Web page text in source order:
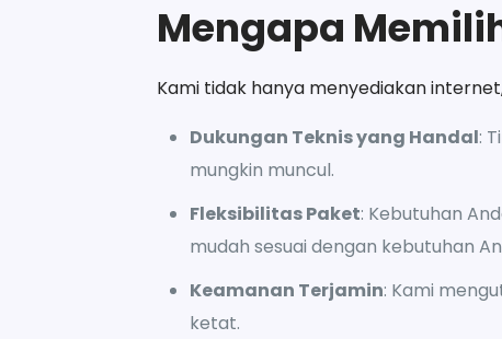
Mengapa
Kami tidak hanya menyediakan
Dukungan Teknis yang Handal:
mungkin muncul.
Fleksibilitas Paket: Kebutuhan
mudah sesuai dengan kebutuhan
Keamanan Terjamin: Kami
ketat.